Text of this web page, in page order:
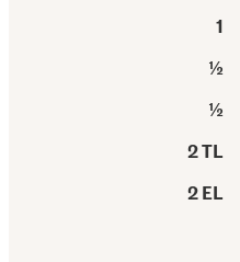
1
½
½
2 TL
2 EL